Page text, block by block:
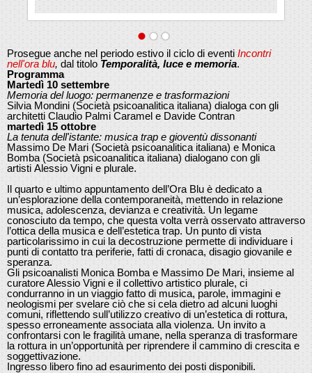
Prosegue anche nel periodo estivo il ciclo di eventi Incontri
nell'ora blu, dal titolo Temporalità, luce e memoria.
Programma
Martedì 10 settembre
Memoria del luogo: permanenze e trasformazioni
Silvia Mondini (Società psicoanalitica italiana) dialoga con gli
architetti Claudio Palmi Caramel e Davide Contran
martedì 15 ottobre
La tenuta dell'istante: musica trap e gioventù dissonanti
Massimo De Mari (Società psicoanalitica italiana) e Monica
Bomba (Società psicoanalitica italiana) dialogano con gli
artisti Alessio Vigni e plurale.
Il quarto e ultimo appuntamento dell’Ora Blu è dedicato a
un’esplorazione della contemporaneità, mettendo in relazione
musica, adolescenza, devianza e creatività. Un legame
conosciuto da tempo, che questa volta verrà osservato attraverso
l’ottica della musica e dell’estetica trap. Un punto di vista
particolarissimo in cui la decostruzione permette di individuare i
punti di contatto tra periferie, fatti di cronaca, disagio giovanile e
speranza.
Gli psicoanalisti Monica Bomba e Massimo De Mari, insieme al
curatore Alessio Vigni e il collettivo artistico plurale, ci
condurranno in un viaggio fatto di musica, parole, immagini e
neologismi per svelare ciò che si cela dietro ad alcuni luoghi
comuni, riflettendo sull’utilizzo creativo di un’estetica di rottura,
spesso erroneamente associata alla violenza. Un invito a
confrontarsi con le fragilità umane, nella speranza di trasformare
la rottura in un’opportunità per riprendere il cammino di crescita e
soggettivazione.
Ingresso libero fino ad esaurimento dei posti disponibili.